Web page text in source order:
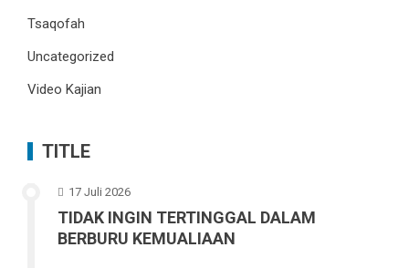
Tsaqofah
Uncategorized
Video Kajian
TITLE
17 Juli 2026
TIDAK INGIN TERTINGGAL DALAM
BERBURU KEMUALIAAN